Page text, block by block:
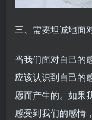
三、需要坦诚地面
当我们面对自己的
应该认识到自己的
愿而产生的。如果
感受到我们的感情